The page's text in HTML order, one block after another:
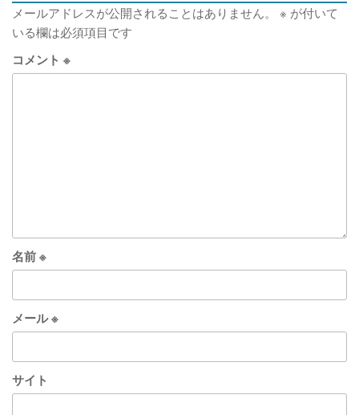
メールアドレスが公開されることはありません。 ※ が付いて
いる欄は必須項目です
コメント ※
名前※
メール※
サイト